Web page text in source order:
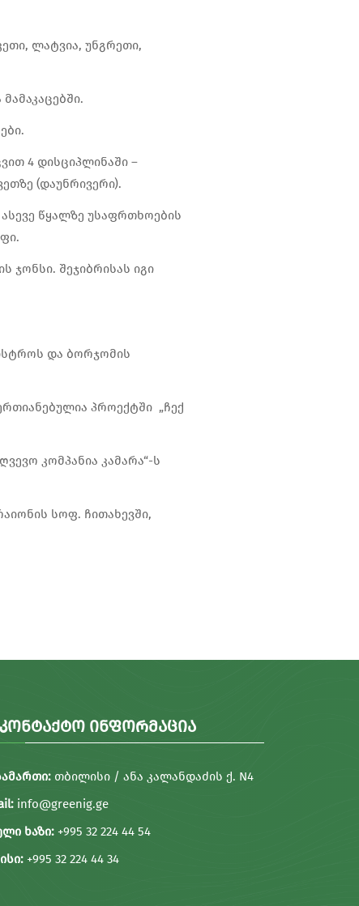
ლატვია, უნგრეთი,
4 დისციპლინაში –
(დაუნრივერი).
წყალზე უსაფრთხოების
ჯონსი. შეჯიბრისას იგი
და ბორჯომის
პროექტში „ჩექ
კომპანია კამარა“-ს
სოფ. ჩითახევში,
ᲘᲜᲤᲝᲠᲛᲐᲪᲘᲐ
თბილისი / ანა კალანდაძის ქ. N4
info@greenig.ge
ხაზი: +995 32 224 44 54
+995 32 224 44 34